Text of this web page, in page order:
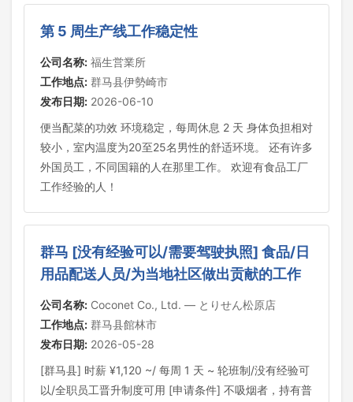
第 5 周生产线工作稳定性
公司名称: 福生営業所
工作地点: 群马县伊勢崎市
发布日期: 2026-06-10
便当配菜的功效 环境稳定，每周休息 2 天 身体负担相对
较小，室内温度为20至25名男性的舒适环境。 还有许多
外国员工，不同国籍的人在那里工作。 欢迎有食品工厂
工作经验的人！
群马 [没有经验可以/需要驾驶执照] 食品/日
用品配送人员/为当地社区做出贡献的工作
公司名称: Coconet Co., Ltd. — とりせん松原店
工作地点: 群马县館林市
发布日期: 2026-05-28
[群马县] 时薪 ¥1,120 ~/ 每周 1 天 ~ 轮班制/没有经验可
以/全职员工晋升制度可用 [申请条件] 不吸烟者，持有普